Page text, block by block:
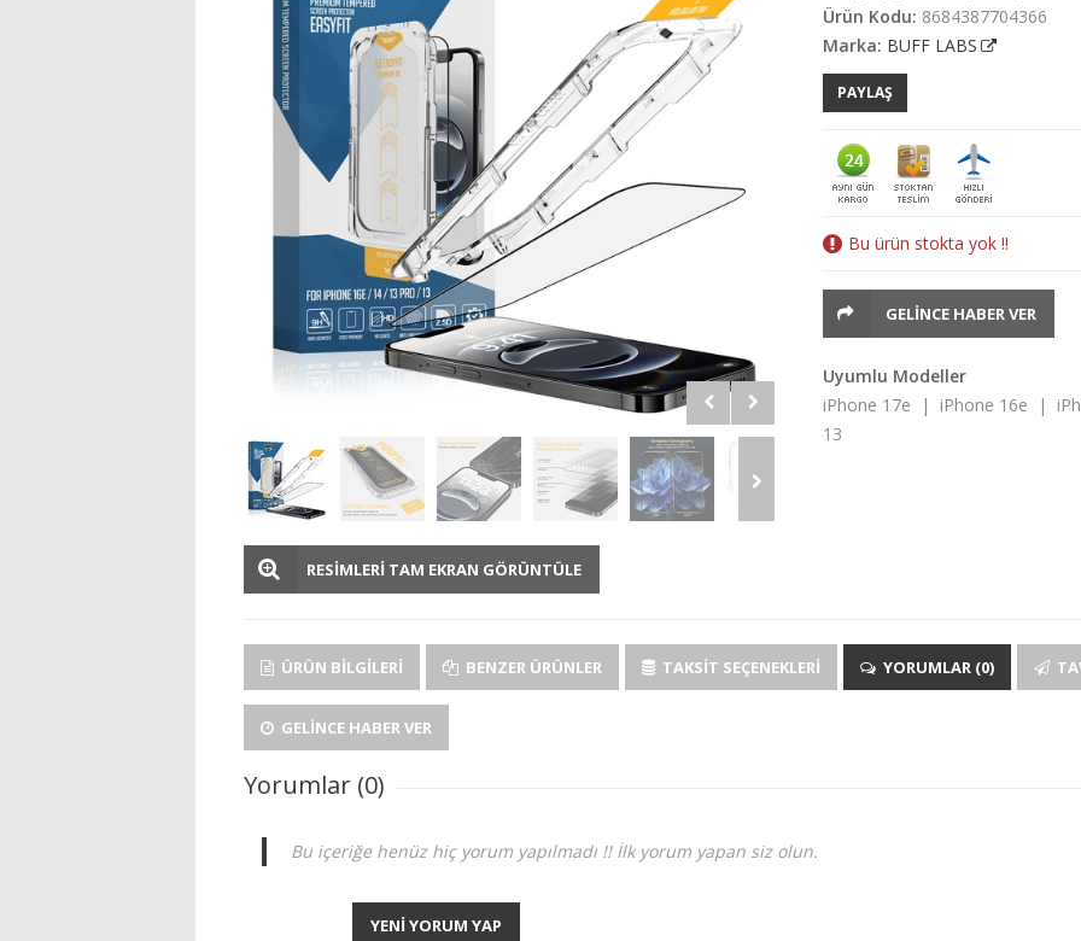
RESİMLERİ TAM EKRAN GÖRÜNTÜLE
Ürün Kodu: 8684387704366
Marka: BUFF LABS
PAYLAŞ
Bu ürün stokta yok !!
GELINCE HABER VER
Uyumlu Modeller
iPhone 17e | iPhone 16e |
13
ÜRÜN BILGILERI BENZER ÜRÜNLER TAKSIT SEÇENEKLERI YORUMLAR (0)
GELINCE HABER VER
Yorumlar (0)
Bu içeriğe henüz hiç yorum yapılmadı !! İlk yorum yapan siz olun.
YENİ YORUM YAP